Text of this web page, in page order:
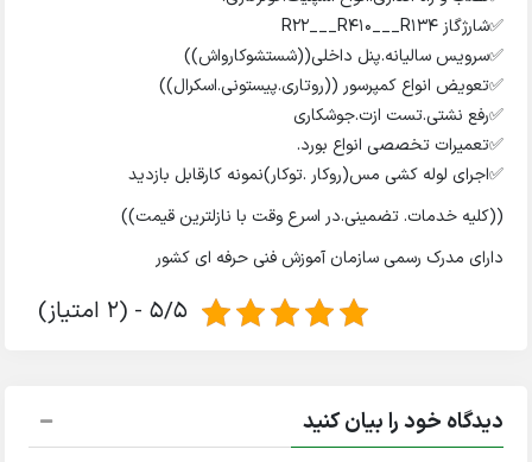
✅شارژگاز R22___R410___R134
✅سرویس سالیانه.پنل داخلی((شستشوکارواش))
✅تعویض انواع کمپرسور ((روتاری.پیستونی.اسکرال))
✅رفع نشتی.تست ازت.جوشکاری
✅تعمیرات تخصصی انواع بورد.
✅اجرای لوله کشی مس(روکار .توکار)نمونه کارقابل بازدید
((کلیه خدمات. تضمینی.در اسرع وقت با نازلترین قیمت))
دارای مدرک رسمی سازمان آموزش فنی حرفه ای کشور
5/5 - (2 امتیاز)
دیدگاه خود را بیان کنید